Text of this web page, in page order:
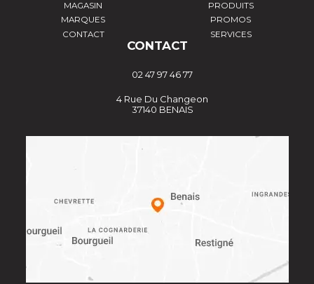
MAGASIN
PRODUITS
MARQUES
PROMOS
CONTACT
SERVICES
CONTACT
02 47 97 46 77
4 Rue Du Changeon
37140 BENAIS